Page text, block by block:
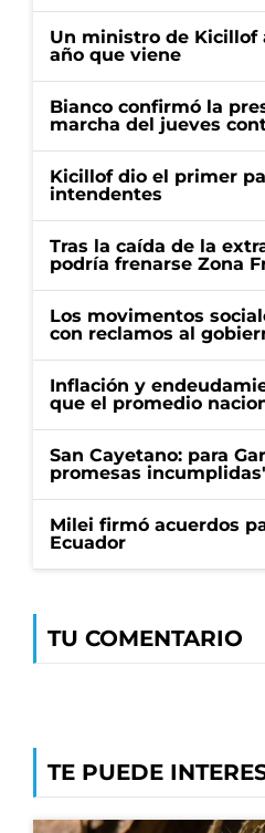
Un ministro de Kicillof
año que viene
Bianco confirmó la
marcha del jueves
Kicillof dio el primer
intendentes
Tras la caída de la
podría frenarse Zona
Los movimentos
con reclamos al
Inflación y
que el promedio
San Cayetano: para
promesas
Milei firmó acuerdos
Ecuador
TU COMENTARIO
TE PUEDE